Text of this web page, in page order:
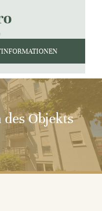
Objekts